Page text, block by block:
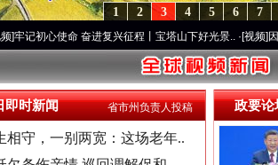
7
6
5
4
3
2
1
奋进复兴征程丨宝塔山下好光景..·[视频]因党而生 为党
即时新闻
相守，一别两宽：这场老年..
省市州负责人投稿 政要论